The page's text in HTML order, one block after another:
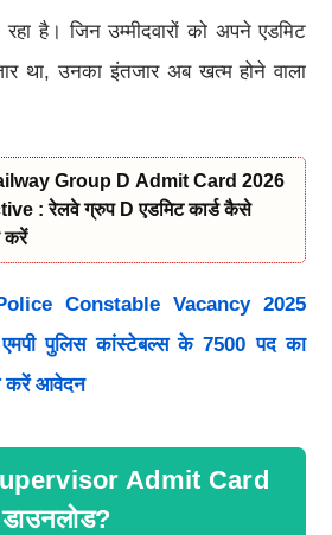
है। जिन उम्मीदवारों को अपने एडमिट
था, उनका इंतजार अब खत्म होने वाला
D Admit Card 2026
: रेलवे ग्रुप D एडमिट कार्ड कैसे
करें
Constable Vacancy 2025
पुलिस कांस्टेबल्स के 7500 पद का
करें आवेदन
Admit Card